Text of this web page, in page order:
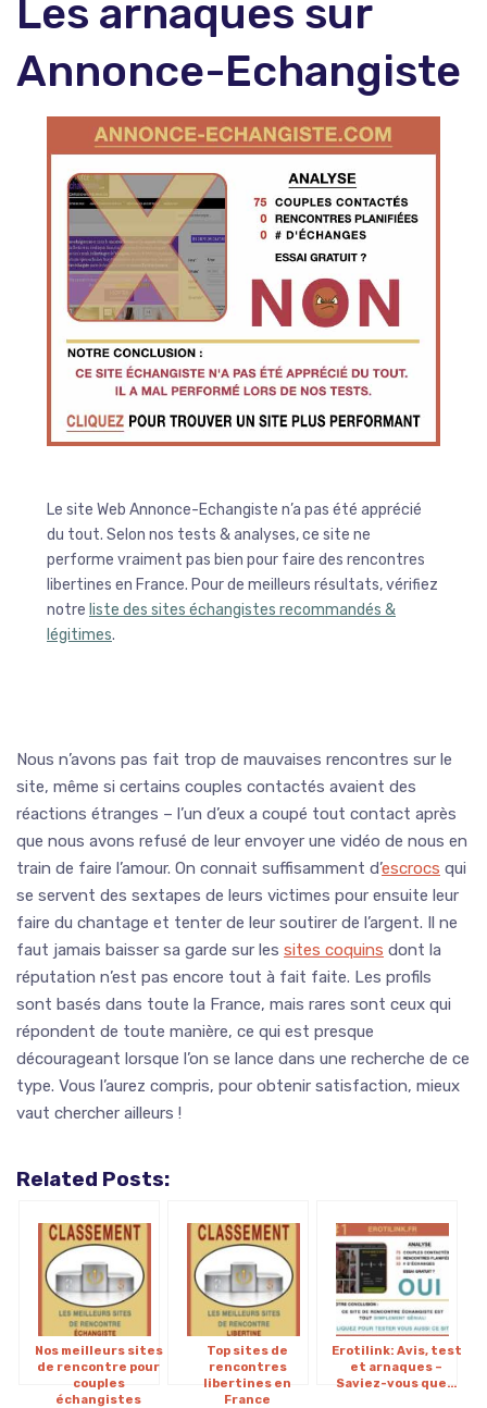
Les arnaques sur
Annonce-Echangiste
Le site Web Annonce-Echangiste n’a pas été apprécié
du tout. Selon nos tests & analyses, ce site ne
performe vraiment pas bien pour faire des rencontres
libertines en France. Pour de meilleurs résultats, vérifiez
notre liste des sites échangistes recommandés &
légitimes.
Nous n’avons pas fait trop de mauvaises rencontres sur le
site, même si certains couples contactés avaient des
réactions étranges – l’un d’eux a coupé tout contact après
que nous avons refusé de leur envoyer une vidéo de nous en
train de faire l’amour. On connait suffisamment d’escrocs qui
se servent des sextapes de leurs victimes pour ensuite leur
faire du chantage et tenter de leur soutirer de l’argent. Il ne
faut jamais baisser sa garde sur les sites coquins dont la
réputation n’est pas encore tout à fait faite. Les profils
sont basés dans toute la France, mais rares sont ceux qui
répondent de toute manière, ce qui est presque
décourageant lorsque l’on se lance dans une recherche de ce
type. Vous l’aurez compris, pour obtenir satisfaction, mieux
vaut chercher ailleurs !
Related Posts:
Nos meilleurs sites
de rencontre pour
couples
échangistes
Top sites de
rencontres
libertines en
France
Erotilink: Avis, test
et arnaques –
Saviez-vous que…